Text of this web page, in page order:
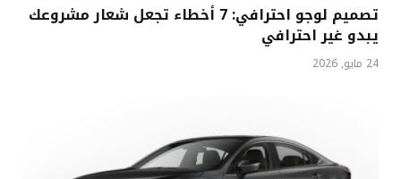
تصميم لوجو احترافي: 7 أخطاء تجعل شعار مشروعك
يبدو غير احترافي
24 مايو, 2026